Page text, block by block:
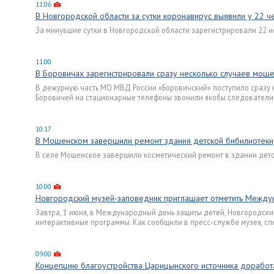
11:06
В Новгородской области за сутки коронавирус выявили у 22
За минувшие сутки в Новгородской области зарегистрировали 22
11:00
В Боровичах зарегистрировали сразу несколько случаев
В дежурную часть МО МВД России «Боровичский» поступило
Боровичей на стационарные телефоны звонили якобы
10:17
В Мошенском завершили ремонт здания детской бибилиотеки
В селе Мошенское завершили косметический ремонт в здании
10:00
Новгородский музей-заповедник приглашает отметить
Завтра, 1 июня, в Международный день защиты детей,
интерактивные программы. Как сообщили в пресс-службе музея,
09:00
Концепцию благоустройства Царицынского источника